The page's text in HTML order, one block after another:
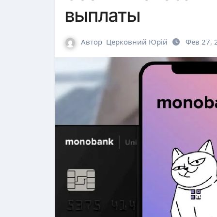
выплаты
Автор Церковний Юрій Фев 27,